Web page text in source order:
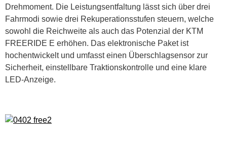
Drehmoment. Die Leistungsentfaltung lässt sich über drei
Fahrmodi sowie drei Rekuperationsstufen steuern, welche
sowohl die Reichweite als auch das Potenzial der KTM
FREERIDE E erhöhen. Das elektronische Paket ist
hochentwickelt und umfasst einen Überschlagsensor zur
Sicherheit, einstellbare Traktionskontrolle und eine klare
LED-Anzeige.